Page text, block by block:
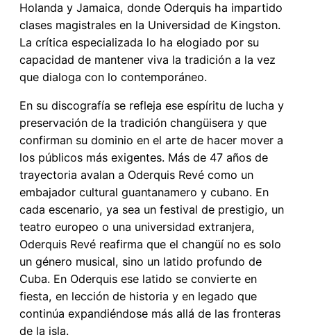
Holanda y Jamaica, donde Oderquis ha impartido
clases magistrales en la Universidad de Kingston.
La crítica especializada lo ha elogiado por su
capacidad de mantener viva la tradición a la vez
que dialoga con lo contemporáneo.
En su discografía se refleja ese espíritu de lucha y
preservación de la tradición changüisera y que
confirman su dominio en el arte de hacer mover a
los públicos más exigentes. Más de 47 años de
trayectoria avalan a Oderquis Revé como un
embajador cultural guantanamero y cubano. En
cada escenario, ya sea un festival de prestigio, un
teatro europeo o una universidad extranjera,
Oderquis Revé reafirma que el changüí no es solo
un género musical, sino un latido profundo de
Cuba. En Oderquis ese latido se convierte en
fiesta, en lección de historia y en legado que
continúa expandiéndose más allá de las fronteras
de la isla.